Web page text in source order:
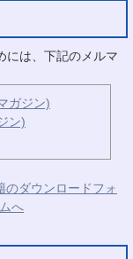
には、下記のメルマ
ガジン)
ン)